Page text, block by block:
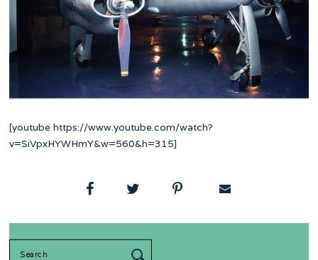
[youtube https://www.youtube.com/watch?
v=SiVpxHYWHmY&w=560&h=315]